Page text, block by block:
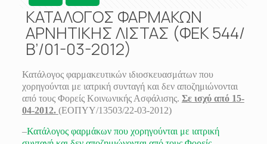
ΚΑΤΑΛΟΓΟΣ ΦΑΡΜΑΚΩΝ
ΑΡΝΗΤΙΚΗΣ ΛΙΣΤΑΣ (ΦΕΚ 544/
Β’/01-03-2012)
Κατάλογος φαρμακευτικών ιδιοσκευασμάτων που
χορηγούνται με ιατρική συνταγή και δεν αποζημιώνονται
από τους Φορείς Κοινωνικής Ασφάλισης. Σε ισχύ από 15-
04-2012. (ΕΟΠΥΥ/13503/22-03-2012)
–Κατάλογος φαρμάκων που χορηγούνται με ιατρική